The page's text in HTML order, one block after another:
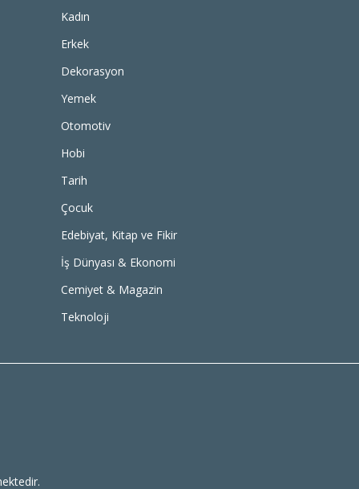
Kadın
Erkek
Dekorasyon
Yemek
Otomotiv
Hobi
Tarih
Çocuk
Edebiyat, Kitap ve Fikir
İş Dünyası & Ekonomi
Cemiyet & Magazin
Teknoloji